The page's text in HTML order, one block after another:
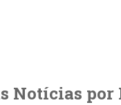
Notícias